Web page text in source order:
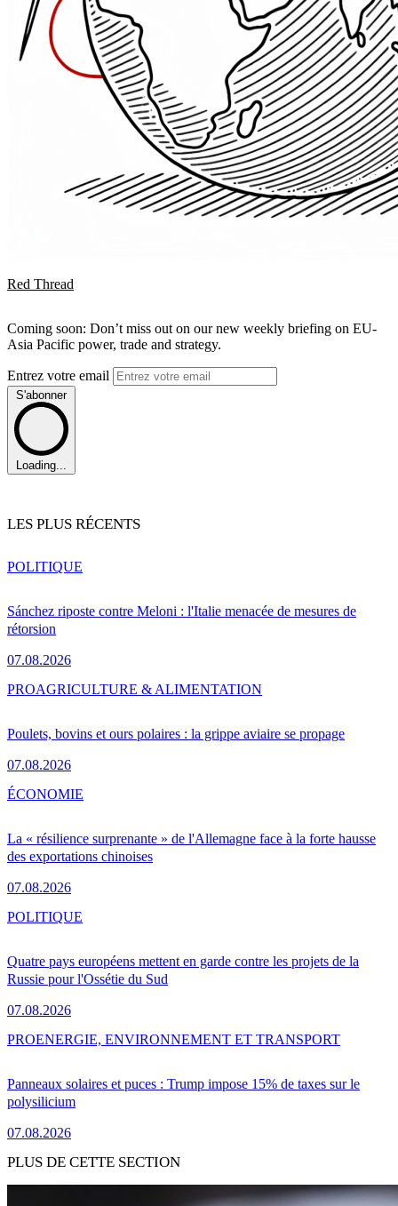
Red Thread
Coming soon: Don’t miss out on our new weekly briefing on EU-
Asia Pacific power, trade and strategy.
Entrez votre email
S'abonner
Loading...
LES PLUS RÉCENTS
Sánchez riposte contre Meloni : l'Italie menacée de mesures de
rétorsion
07.08.2026
POLITIQUE
Poulets, bovins et ours polaires : la grippe aviaire se propage
07.08.2026
PROAGRICULTURE & ALIMENTATION
La « résilience surprenante » de l'Allemagne face à la forte hausse
des exportations chinoises
07.08.2026
ÉCONOMIE
Quatre pays européens mettent en garde contre les projets de la
Russie pour l'Ossétie du Sud
07.08.2026
POLITIQUE
Panneaux solaires et puces : Trump impose 15% de taxes sur le
polysilicium
07.08.2026
PROENERGIE, ENVIRONNEMENT ET TRANSPORT
PLUS DE CETTE SECTION